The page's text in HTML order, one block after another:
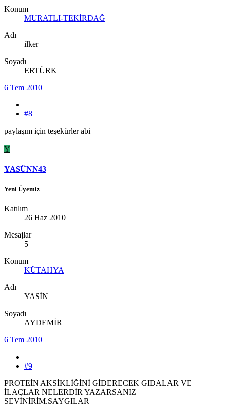
Konum
MURATLI-TEKİRDAĞ
Adı
ilker
Soyadı
ERTÜRK
6 Tem 2010
#8
paylaşım için teşekürler abi
Y
YASÜNN43
Yeni Üyemiz
Katılım
26 Haz 2010
Mesajlar
5
Konum
KÜTAHYA
Adı
YASİN
Soyadı
AYDEMİR
6 Tem 2010
#9
PROTEİN AKSİKLİĞİNİ GİDERECEK GIDALAR VE
İLAÇLAR NELERDİR YAZARSANIZ
SEVİNİRİM.SAYGILAR